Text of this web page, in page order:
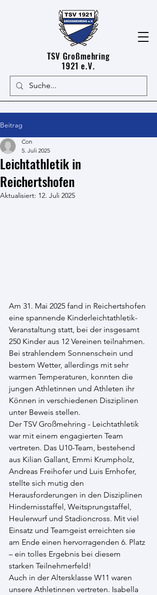
TSV Großmehring
1921 e.V.
Beitrag
Leichtathletik in
Reichertshofen
Con
5. Juli 2025
Aktualisiert: 12. Juli 2025
Am 31. Mai 2025 fand in Reichertshofen
eine spannende Kinderleichtathletik-
Veranstaltung statt, bei der insgesamt
250 Kinder aus 12 Vereinen teilnahmen.
Bei strahlendem Sonnenschein und
bestem Wetter, allerdings mit sehr
warmen Temperaturen, konnten die
jungen Athletinnen und Athleten ihr
Können in verschiedenen Disziplinen
unter Beweis stellen.
Der TSV Großmehring - Leichtathletik
war mit einem engagierten Team
vertreten. Das U10-Team, bestehend
aus Kilian Gallant, Emmi Krumpholz,
Andreas Freihofer und Luis Ernhofer,
stellte sich mutig den
Herausforderungen in den Disziplinen
Hindernisstaffel, Weitsprungstaffel,
Heulerwurf und Stadioncross. Mit viel
Einsatz und Teamgeist erreichten sie
am Ende einen hervorragenden 6. Platz
– ein tolles Ergebnis bei diesem
starken Teilnehmerfeld!
Auch in der Altersklasse W11 waren
unsere Athletinnen vertreten. Isabella